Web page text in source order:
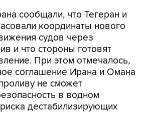
сообщали, что Тегеран и
координаты нового
судов через
и что стороны готовят
При этом отмечалось,
соглашение Ирана и Омана
не сможет
в водном
дестабилизирующих